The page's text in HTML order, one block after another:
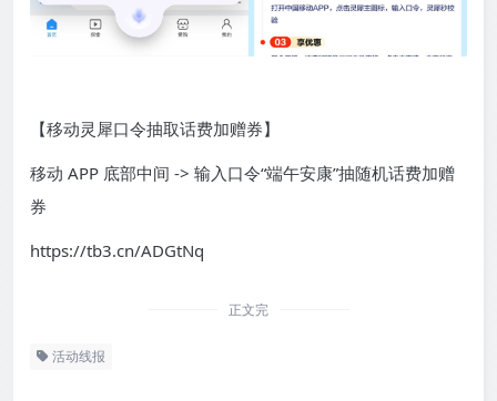
【移动灵犀口令抽取话费加赠券】
移动 APP 底部中间 -> 输入口令“端午安康”抽随机话费加赠
券
https://tb3.cn/ADGtNq
正文完
活动线报